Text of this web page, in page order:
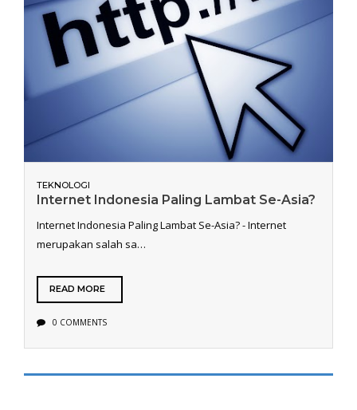
TEKNOLOGI
Internet Indonesia Paling Lambat Se-Asia?
Internet Indonesia Paling Lambat Se-Asia? - Internet
merupakan salah sa…
READ MORE
0 COMMENTS